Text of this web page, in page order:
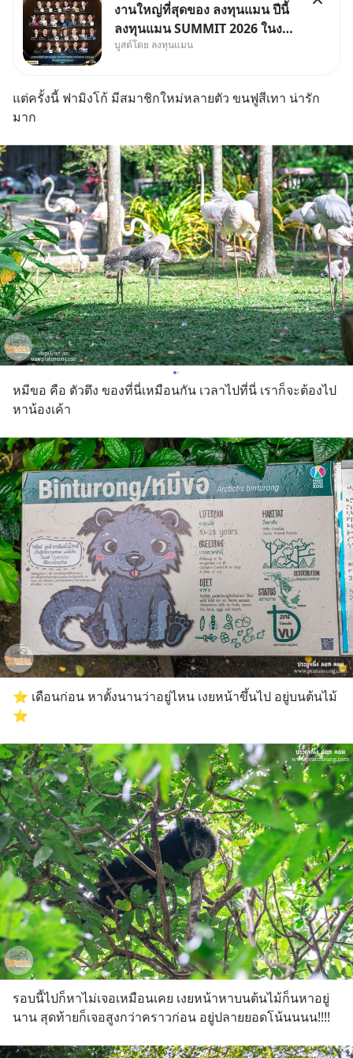
งานใหญ่ที่สุดของ ลงทุนแมน ปีนี้
ลงทุนแมน SUMMIT 2026 ในงาน
นี้จะมีเจ้าของธุรกิจ Dr.PONG,
MizuMi, KARMART, อิชิตัน มา
บูสต์โดย ลงทุนแมน
แต่ครั้งนี้ ฟามิงโก้ มีสมาชิกใหม่หลายตัว ขนฟูสีเทา น่ารัก
มาก
หมีขอ คือ ตัวตึง ของที่นี่เหมือนกัน เวลาไปที่นี่ เราก็จะต้องไป
หาน้องเค้า
⭐️ เดือนก่อน หาตั้งนานว่าอยู่ไหน เงยหน้าขึ้นไป อยู่บนต้นไม้
⭐️
รอบนี้ไปก็หาไม่เจอเหมือนเคย เงยหน้าหาบนต้นไม้ก็นหาอยู่
นาน สุดท้ายก็เจอสูงกว่าคราวก่อน อยู่ปลายยอดโน้นนนน!!!!